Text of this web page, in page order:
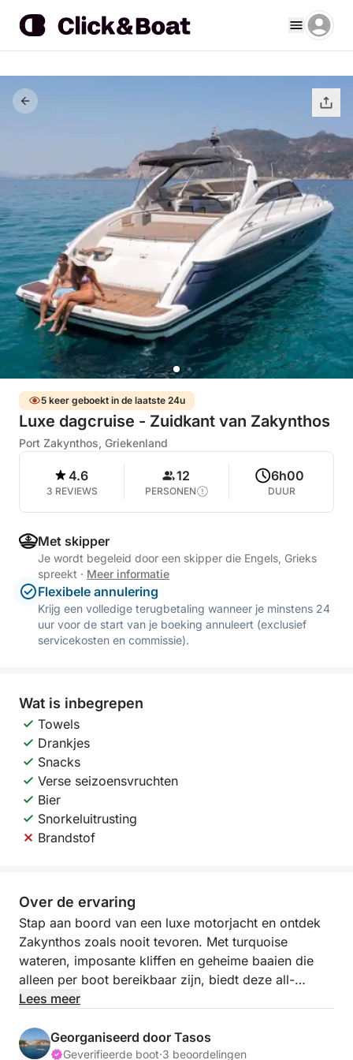
5 keer geboekt in de laatste 24u
Luxe dagcruise - Zuidkant van Zakynthos
Port Zakynthos, Griekenland
4.6
3 REVIEWS
12
PERSONEN
6h00
DUUR
Met skipper
Je wordt begeleid door een skipper die Engels, Grieks
spreekt · Meer informatie
Flexibele annulering
Krijg een volledige terugbetaling wanneer je minstens 24
uur voor de start van je boeking annuleert (exclusief
servicekosten en commissie).
Wat is inbegrepen
Towels
Drankjes
Snacks
Verse seizoensvruchten
Bier
Snorkeluitrusting
Brandstof
Over de ervaring
Stap aan boord van een luxe motorjacht en ontdek
Zakynthos zoals nooit tevoren. Met turquoise
wateren, imposante kliffen en geheime baaien die
alleen per boot bereikbaar zijn, biedt deze all-
inclusive cruise de ultieme privé-ontsnapping – waar
voor uw plezier.
Lees meer
Georganiseerd door Tasos
Geverifieerde boot·3 beoordelingen